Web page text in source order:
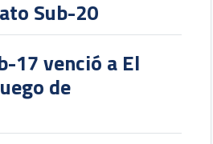
Sub-20
17 venció a El
de